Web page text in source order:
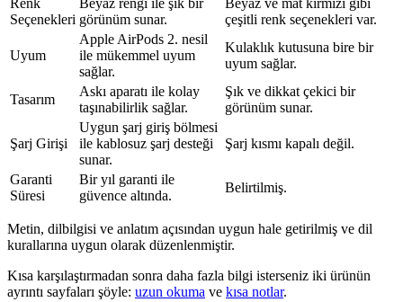
Renk
Seçenekleri
Beyaz rengi ile şık bir
görünüm sunar.
Beyaz ve mat kırmızı gibi
çeşitli renk seçenekleri var.
Uyum
Apple AirPods 2. nesil
ile mükemmel uyum
sağlar.
Kulaklık kutusuna bire bir
uyum sağlar.
Tasarım
Askı aparatı ile kolay
taşınabilirlik sağlar.
Şık ve dikkat çekici bir
görünüm sunar.
Şarj Girişi
Uygun şarj giriş bölmesi
ile kablosuz şarj desteği
sunar.
Şarj kısmı kapalı değil.
Garanti
Süresi
Bir yıl garanti ile
güvence altında.
Belirtilmiş.
Metin, dilbilgisi ve anlatım açısından uygun hale getirilmiş ve dil
kurallarına uygun olarak düzenlenmiştir.
Kısa karşılaştırmadan sonra daha fazla bilgi isterseniz iki ürünün
ayrıntı sayfaları şöyle: uzun okuma ve kısa notlar.